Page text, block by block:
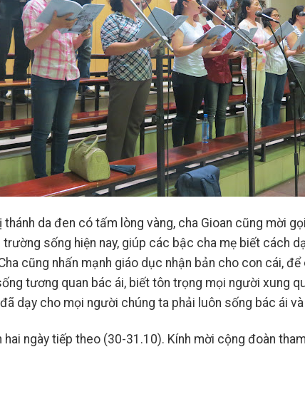
da đen có tấm lòng vàng, cha Gioan cũng mời
sống hiện nay, giúp các bậc cha mẹ biết cách
cũng nhấn mạnh giáo dục nhận bản cho con cái,
tương quan bác ái, biết tôn trọng mọi người xung
dạy cho mọi người chúng ta phải luôn sống bác ái
hai ngày tiếp theo (30-31.10). Kính mời cộng đoàn